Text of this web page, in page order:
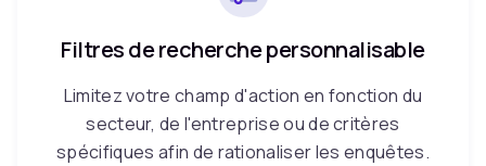
Filtres de recherche personnalisable
Limitez votre champ d'action en fonction du
secteur, de l'entreprise ou de critères
spécifiques afin de rationaliser les enquêtes.